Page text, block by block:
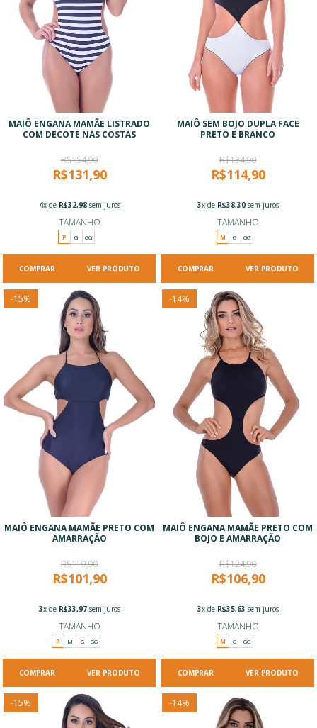
MAIÔ ENGANA MAMÃE LISTRADO
COM DECOTE NAS COSTAS
R$154,90
R$131,90
4x de R$32,98sem juros
TAMANHO
P G GG
VER PRODUTO
MAIÔ SEM BOJO DUPLA FACE
PRETO E BRANCO
R$134,90
R$114,90
3x de R$38,30sem juros
TAMANHO
M G GG
VER PRODUTO
-15%
MAIÔ ENGANA MAMÃE PRETO COM
AMARRAÇÃO
R$119,90
R$101,90
3x de R$33,97sem juros
TAMANHO
P M G GG
VER PRODUTO
-14%
MAIÔ ENGANA MAMÃE PRETO COM
BOJO E AMARRAÇÃO
R$124,90
R$106,90
3x de R$35,63 sem juros
TAMANHO
M G GG
VER PRODUTO
-15% -14%